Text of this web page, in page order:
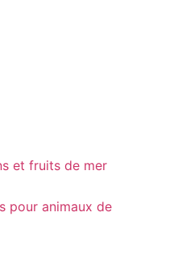
et fruits de mer​
pour animaux de